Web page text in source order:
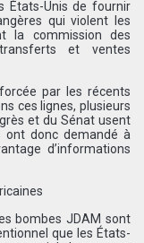
États-Unis de fournir
qui violent les
la commission des
et ventes
par les récents
ces lignes, plusieurs
et du Sénat usent
donc demandé à
d’informations
bombes JDAM sont
que les États-